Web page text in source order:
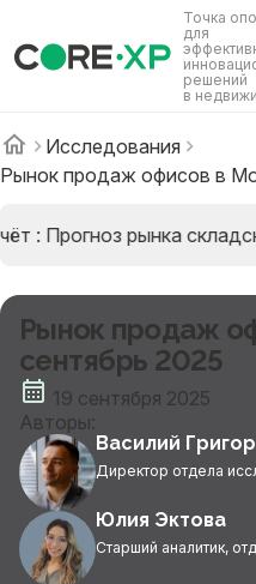
Точка
для
решений
в
Исследования
Рынок продаж офисов в
: Прогноз рынка
Рынок продаж
сентябрь 2025
19 сентября 2025
Авторы:
Василий
Директор отдела
Юлия Эктова
Старший аналитик,